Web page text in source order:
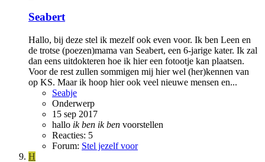
Seabert
Hallo, bij deze stel ik mezelf ook even voor. Ik ben Leen en
de trotse (poezen)mama van Seabert, een 6-jarige kater. Ik zal
dan eens uitdokteren hoe ik hier een fotootje kan plaatsen.
Voor de rest zullen sommigen mij hier wel (her)kennen van
op KS. Maar ik hoop hier ook veel nieuwe mensen en...
Seabje
Onderwerp
15 sep 2017
hallo ik ben ik ben voorstellen
Reacties: 5
Forum: Stel jezelf voor
H